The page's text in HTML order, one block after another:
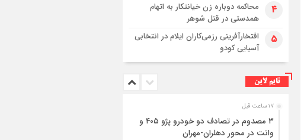
۴
محاکمه دوباره زن خیانتکار به اتهام
همدستی در قتل شوهر
۵
افتخارآفرینی رزمی‌کاران ایلام در انتخابی
آسیایی کودو
تایم لاین
۱۷ ساعت قبل
۳ مصدوم در تصادف دو خودرو پژو ۴۰۵ و
وانت در محور دهلران-مهران